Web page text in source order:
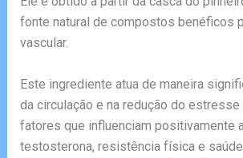
fonte natural de compostos benéficos
vascular.
Este ingrediente atua de maneira
da circulação e na redução do
fatores que influenciam positivamente
testosterona, resistência física e